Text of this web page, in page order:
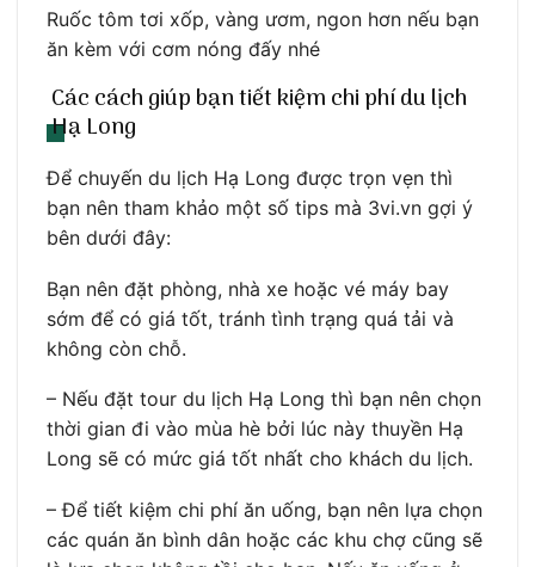
Ruốc tôm tơi xốp, vàng ươm, ngon hơn nếu bạn
ăn kèm với cơm nóng đấy nhé
Các cách giúp bạn tiết kiệm chi phí du lịch
Hạ Long
Để chuyến du lịch Hạ Long được trọn vẹn thì
bạn nên tham khảo một số tips mà 3vi.vn gợi ý
bên dưới đây:
Bạn nên đặt phòng, nhà xe hoặc vé máy bay
sớm để có giá tốt, tránh tình trạng quá tải và
không còn chỗ.
– Nếu đặt tour du lịch Hạ Long thì bạn nên chọn
thời gian đi vào mùa hè bởi lúc này thuyền Hạ
Long sẽ có mức giá tốt nhất cho khách du lịch.
– Để tiết kiệm chi phí ăn uống, bạn nên lựa chọn
các quán ăn bình dân hoặc các khu chợ cũng sẽ